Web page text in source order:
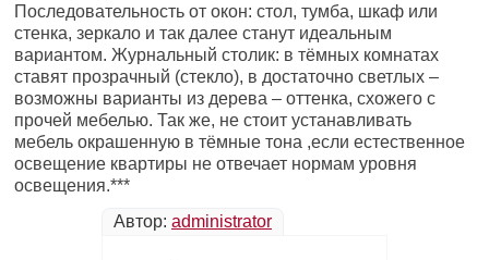
Последовательность от окон: стол, тумба, шкаф или
стенка, зеркало и так далее станут идеальным
вариантом. Журнальный столик: в тёмных комнатах
ставят прозрачный (стекло), в достаточно светлых –
возможны варианты из дерева – оттенка, схожего с
прочей мебелью. Так же, не стоит устанавливать
мебель окрашенную в тёмные тона ,если естественное
освещение квартиры не отвечает нормам уровня
освещения.***
Автор: administrator